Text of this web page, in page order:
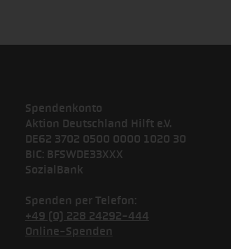
Spendenkonto
Aktion Deutschland Hilft e.V.
DE62 3702 0500 0000 1020 30
BIC: BFSWDE33XXX
SozialBank
Spenden per Telefon:
+49 (0) 228 24292-444
Online-Spenden